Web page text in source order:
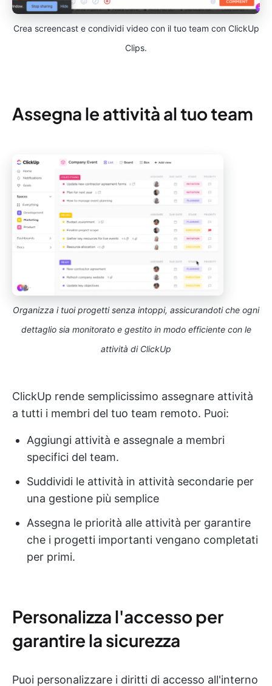
Crea screencast e condividi video con il tuo team con ClickUp
Clips.
Assegna le attività al tuo team
Organizza i tuoi progetti senza intoppi, assicurandoti che ogni
dettaglio sia monitorato e gestito in modo efficiente con le
attività di ClickUp
ClickUp rende semplicissimo assegnare attività
a tutti i membri del tuo team remoto. Puoi:
Aggiungi attività e assegnale a membri
specifici del team.
Suddividi le attività in attività secondarie per
una gestione più semplice
Assegna le priorità alle attività per garantire
che i progetti importanti vengano completati
per primi.
Personalizza l'accesso per
garantire la sicurezza
Puoi personalizzare i diritti di accesso all'interno